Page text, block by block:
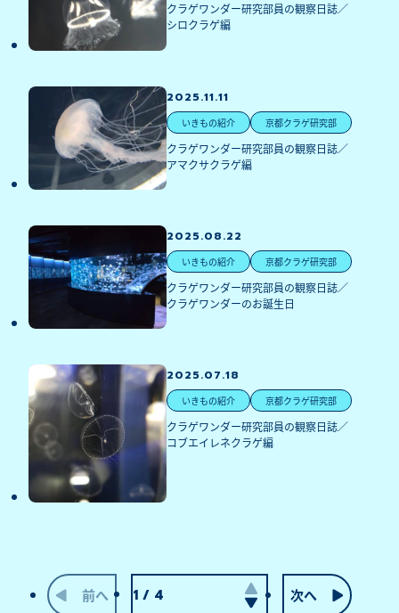
クラゲワンダー研究部員の観察日誌／
シロクラゲ編
2025.11.11
いきもの紹介 京都クラゲ研究部
クラゲワンダー研究部員の観察日誌／
アマクサクラゲ編
2025.08.22
いきもの紹介 京都クラゲ研究部
クラゲワンダー研究部員の観察日誌／
クラゲワンダーのお誕生日
2025.07.18
いきもの紹介 京都クラゲ研究部
クラゲワンダー研究部員の観察日誌／
コブエイレネクラゲ編
前へ 次へ